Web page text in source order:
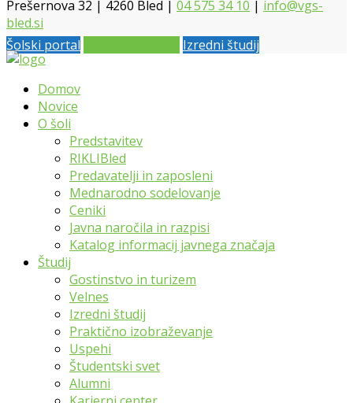
Prešernova 32 | 4260 Bled | 04 575 34 10 | info@vgs-
bled.si
Šolski portal
Izredni študij
Domov
Novice
O šoli
Predstavitev
RIKLIBled
Predavatelji in zaposleni
Mednarodno sodelovanje
Ceniki
Javna naročila in razpisi
Katalog informacij javnega značaja
Študij
Gostinstvo in turizem
Velnes
Izredni študij
Praktično izobraževanje
Uspehi
Študentski svet
Alumni